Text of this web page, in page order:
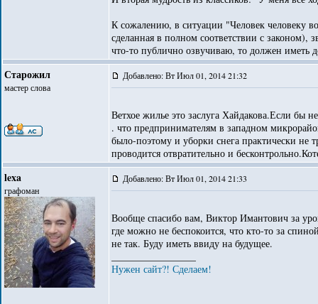
К сожалению, в ситуации "Человек человеку
сделанная в полном соответствии с законом),
что-то публично озвучиваю, то должен иметь
Старожил
мастер слова
Добавлено: Вт Июл 01, 2014 21:32
Ветхое жилье это заслуга Хайдакова.Если бы
. что предпринимателям в западном
было-поэтому и уборки снега практически не
проводится отвратительно и
lexa
графоман
Добавлено: Вт Июл 01, 2014 21:33
Вообще спасибо вам, Виктор Имантович за
где можно не беспокоится, что кто-то за
не так. Буду иметь ввиду на будущее.
Нужен сайт?! Сделаем!